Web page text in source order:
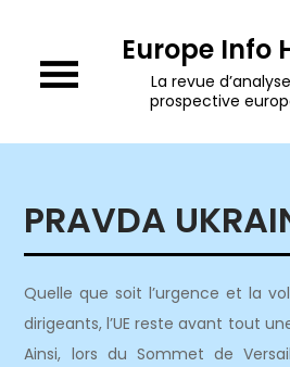
content
Europe Info
La revue
prospective
PRAVDA
Quelle que soit l’urgence et la
dirigeants, l’UE reste avant tout
Ainsi, lors du Sommet de